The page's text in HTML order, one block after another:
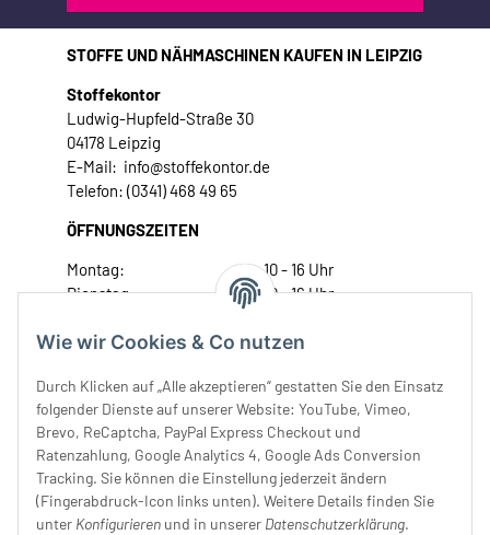
Wie wir Cookies & Co nutzen
Durch Klicken auf „Alle akzeptieren“ gestatten Sie den Einsatz
folgender Dienste auf unserer Website: YouTube, Vimeo,
Brevo, ReCaptcha, PayPal Express Checkout und
Ratenzahlung, Google Analytics 4, Google Ads Conversion
Tracking. Sie können die Einstellung jederzeit ändern
(Fingerabdruck-Icon links unten). Weitere Details finden Sie
unter Konfigurieren und in unserer Datenschutzerklärung.
STOFFE UND NÄHMASCHINEN KAUFEN IN LEIPZIG
Stoffekontor
Ludwig-Hupfeld-Straße 30
04178 Leipzig
E-Mail: info@stoffekontor.de
Telefon: (0341) 468 49 65
ÖFFNUNGSZEITEN
Montag:
10 - 16 Uhr
Dienstag:
10 - 16 Uhr
Donnerstag:
10 - 18 Uhr
Samstag:
10 - 14 Uhr
Unser Service
Rechtliches